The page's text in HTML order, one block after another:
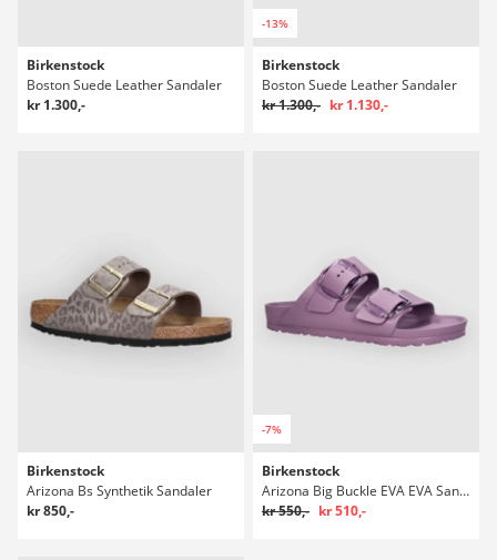
Birkenstock
Boston Suede Leather Sandaler
kr 1.300,-
-13%
Birkenstock
Boston Suede Leather Sandaler
kr 1.300,- kr 1.130,-
Birkenstock
Arizona Bs Synthetik Sandaler
kr 850,-
-7%
Birkenstock
Arizona Big Buckle EVA EVA Sandaler
kr 550,- kr 510,-